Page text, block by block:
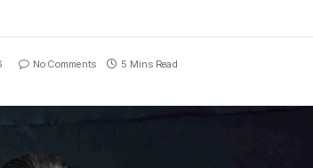
No Comments 5 Mins Read